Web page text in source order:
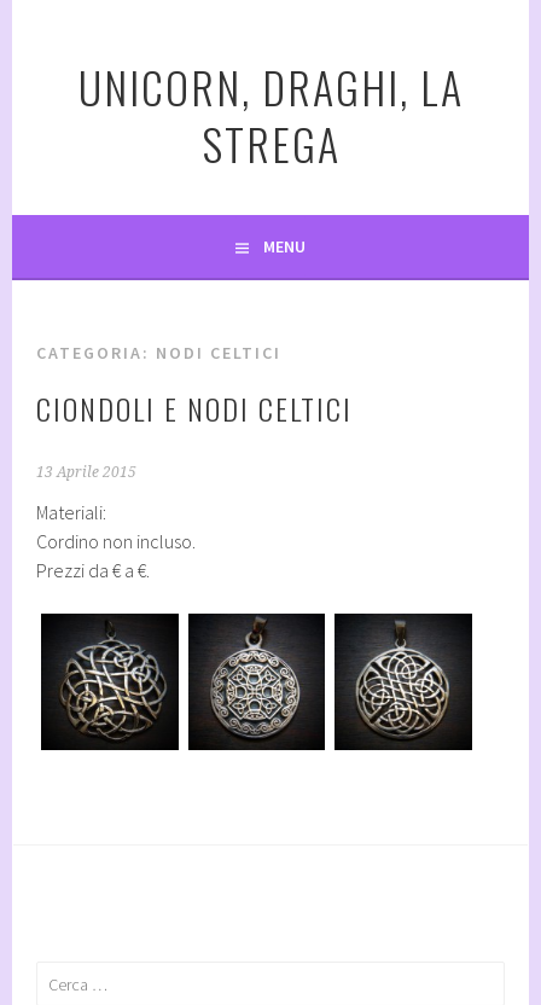
contenutoUNICORN, DRAGHI, LA
STREGA
MENU
CATEGORIA: NODI CELTICI
CIONDOLI E NODI CELTICI
13 Aprile 2015
Materiali:
Cordino non incluso.
Prezzi da € a €.
Ricerca